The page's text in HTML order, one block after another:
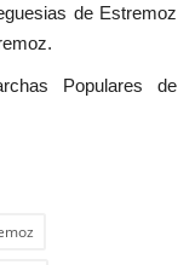
de Estremoz
Populares de